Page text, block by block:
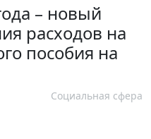
– новый
расходов на
пособия на
Социальная сфера